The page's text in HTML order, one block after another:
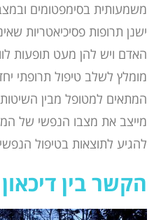
משמעותית בסימפטומים
ישנן תרופות פסיכיאטריות
האדם ויש להן מעט תופעות
מומלץ לשלב טיפול תרופתי
המתאים למטופל מבין
מייצב את מצבו הנפשי של
להגיע לתוצאות בטיפול
הקשר בין